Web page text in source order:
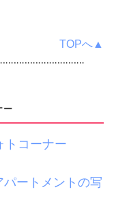
TOPへ▲
ー
トコーナー
ートメントの写